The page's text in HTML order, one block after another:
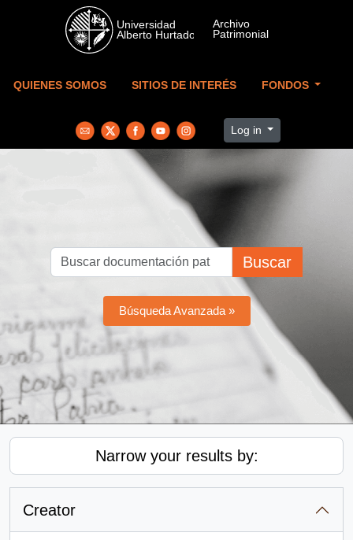
Skip to main content
QUIENES SOMOS SITIOS DE INTERÉS FONDOS
Log in
Buscar
Búsqueda Avanzada »
Narrow your results by:
Creator